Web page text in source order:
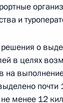
Флота
и
о
в целях
на
менее 12